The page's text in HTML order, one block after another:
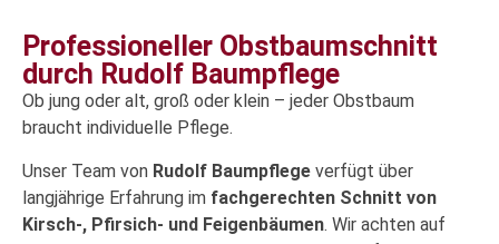
Professioneller Obstbaumschnitt
durch Rudolf Baumpflege
Ob jung oder alt, groß oder klein – jeder Obstbaum
braucht individuelle Pflege.
Unser Team von Rudolf Baumpflege verfügt über
langjährige Erfahrung im fachgerechten Schnitt von
Kirsch-, Pfirsich- und Feigenbäumen. Wir achten auf